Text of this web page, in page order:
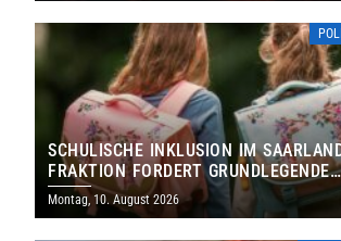
SCHULISCHE INKLUSION IM
FRAKTION FORDERT GRUNDLEGENDE
NEUAUFSTELLUNG
Montag, 10. August 2026